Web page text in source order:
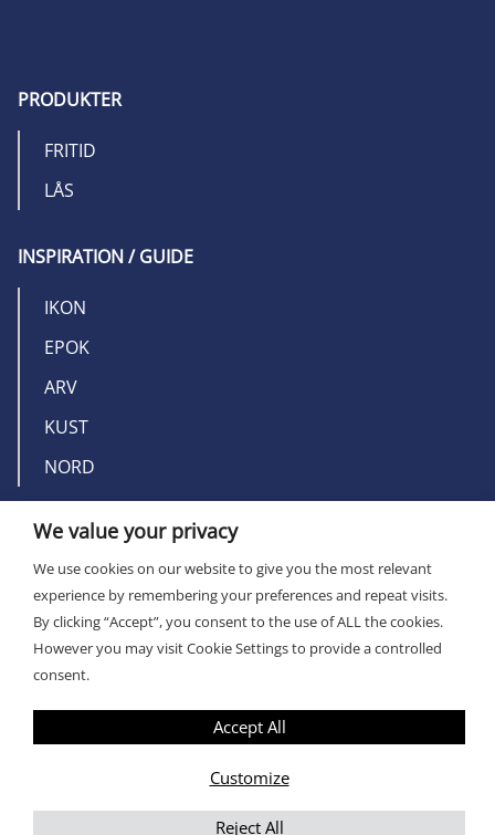
PRODUKTER
FRITID
LÅS
INSPIRATION / GUIDE
IKON
EPOK
ARV
KUST
NORD
OM MILLERS
KONTAKT
We value your privacy
We use cookies on our website to give you the most relevant
experience by remembering your preferences and repeat visits.
By clicking “Accept”, you consent to the use of ALL the cookies.
However you may visit Cookie Settings to provide a controlled
consent.
Customize
Reject All
Accept All